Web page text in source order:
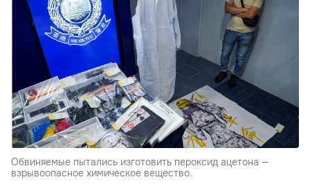
Обвиняемые пытались изготовить пероксид ацетона —
взрывоопасное химическое вещество.